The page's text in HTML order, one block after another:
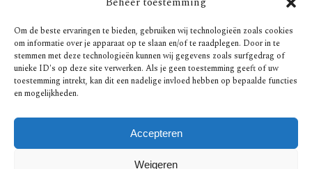
Om de beste ervaringen te bieden, gebruiken wij technologieën zoals cookies
om informatie over je apparaat op te slaan en/of te raadplegen. Door in te
stemmen met deze technologieën kunnen wij gegevens zoals surfgedrag of
unieke ID's op deze site verwerken. Als je geen toestemming geeft of uw
toestemming intrekt, kan dit een nadelige invloed hebben op bepaalde functies
en mogelijkheden.
Accepteren
Weigeren
vakantiehuis
Met passie, goesting en vakmanschap
gecreëerd doorMark & Think